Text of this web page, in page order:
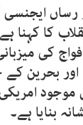
رساں
کا کہنا
کی
اور بحرین
بنایا ہے۔